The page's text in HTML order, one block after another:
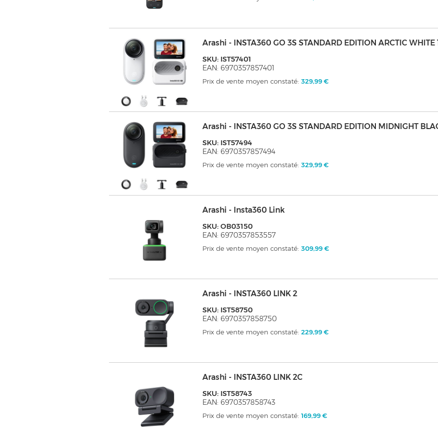
Arashi - INSTA360 GO 3S STANDARD EDITION ARCTIC WHITE
SKU: IST57401
EAN: 6970357857401
Prix de vente moyen constaté:329,99 €
Arashi - INSTA360 GO 3S STANDARD EDITION MIDNIGHT
SKU: IST57494
EAN: 6970357857494
Prix de vente moyen constaté:329,99 €
Arashi - Insta360 Link
SKU: OB03150
EAN: 6970357853557
Prix de vente moyen constaté:309,99 €
Arashi - INSTA360 LINK 2
SKU: IST58750
EAN: 6970357858750
Prix de vente moyen constaté:229,99 €
Arashi - INSTA360 LINK 2C
SKU: IST58743
EAN: 6970357858743
Prix de vente moyen constaté:169,99 €